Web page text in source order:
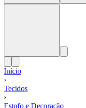
Início
›
Tecidos
›
Estofo e Decoração